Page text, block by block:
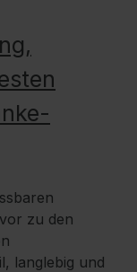
zu den
langlebig und